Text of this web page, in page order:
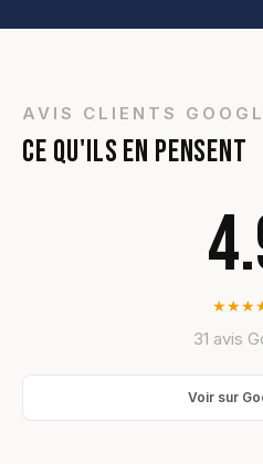
AVIS CLIENTS
CE QU'ILS EN PENSENT
★★★
31 avis
Voir sur